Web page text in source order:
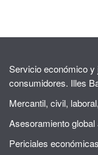
Servicio económico
consumidores. Illes
Mercantil, civil,
Asesoramiento
Periciales